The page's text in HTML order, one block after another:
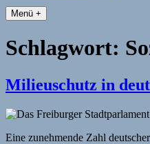
Menü +
Schlagwort:
Milieuschutz in
Eine zunehmende Zahl